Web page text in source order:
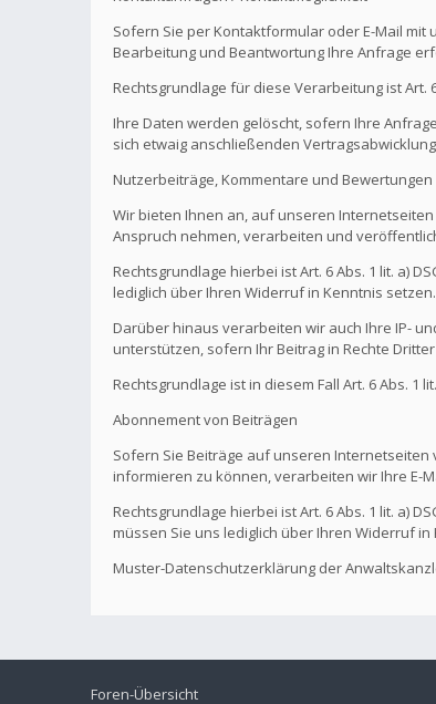
Sofern Sie per Kontaktformular oder E-Mail
Bearbeitung und Beantwortung Ihre Anfrage
Rechtsgrundlage für diese Verarbeitung ist Art. 6
Ihre Daten werden gelöscht, sofern Ihre
sich etwaig anschließenden
Nutzerbeiträge, Kommentare und Bewertungen
Wir bieten Ihnen an, auf unseren
Anspruch nehmen, verarbeiten und
Rechtsgrundlage hierbei ist Art. 6 Abs. 1 lit. a)
lediglich über Ihren Widerruf in Kenntnis setzen.
Darüber hinaus verarbeiten wir auch Ihre IP-
unterstützen, sofern Ihr Beitrag in Rechte
Rechtsgrundlage ist in diesem Fall Art. 6 Abs. 1
Abonnement von Beiträgen
Sofern Sie Beiträge auf unseren Internetseiten
informieren zu können, verarbeiten wir Ihre E-
Rechtsgrundlage hierbei ist Art. 6 Abs. 1 lit. a)
müssen Sie uns lediglich über Ihren Widerruf
Muster-Datenschutzerklärung der
Foren-Übersicht